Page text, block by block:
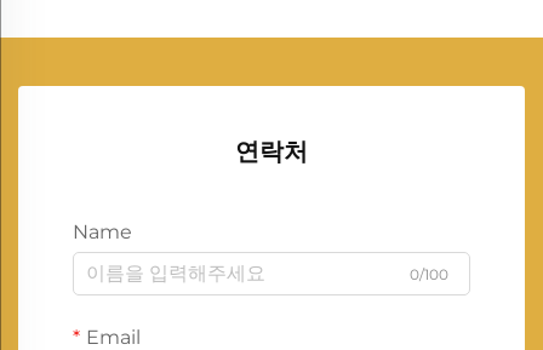
연락처
Name
0/100
Email